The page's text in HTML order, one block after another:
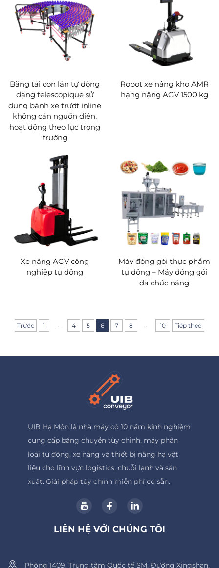
Băng tải con lăn tự động
dạng telescopique sử
dụng bánh xe trượt inline
không cần nguồn điện,
hoạt động theo lực trọng
trường
Robot xe nâng kho AMR
hạng nặng AGV 1500 kg
Xe nâng AGV công
nghiệp tự động
Máy đóng gói thực phẩm
tự động – Máy đóng gói
đa chức năng
Trước 1 4 5 6 7 8 10 Tiếp theo
UIB Hạ Môn là nhà máy có 10 năm kinh nghiệm
cung cấp băng chuyền tùy chỉnh, máy phân
loại tự động, xe nâng và thiết bị nâng hạ vật
liệu cho lĩnh vực logistics, chuỗi lạnh và sản
xuất. Giải pháp tùy chỉnh miễn phí có sẵn.
LIÊN HỆ VỚI CHÚNG TÔI
Phòng 1409, Trung tâm Quốc tế SM, Đường Xingshan,